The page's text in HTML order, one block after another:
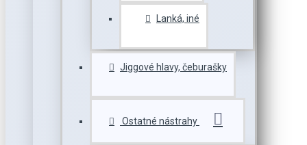
Lanká, iné
Jiggové hlavy, čeburašky
Ostatné nástrahy